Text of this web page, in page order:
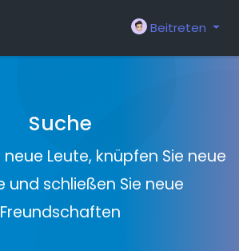
Beitreten
Suche
Leute, knüpfen Sie neue
und schließen Sie neue
Freundschaften